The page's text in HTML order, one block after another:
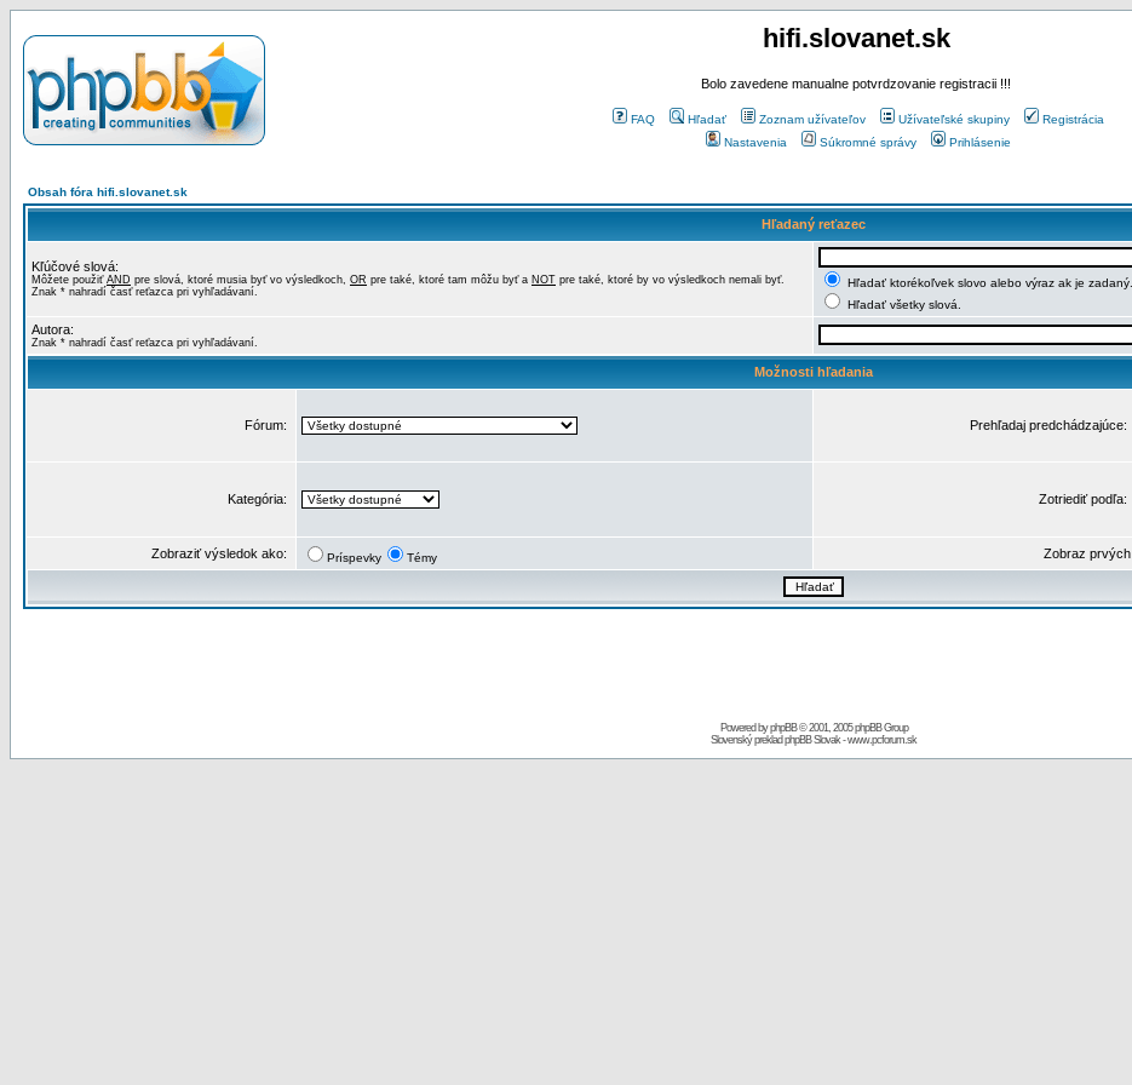
hifi.slovanet.sk
Bolo zavedene manualne potvrdzovanie registracii !!!
FAQ Hľadať Zoznam užívateľov Užívateľské skupiny
Registrácia
Nastavenia
Súkromné správy Prihlásenie
Obsah fóra hifi.slovanet.sk
Hľadaný reťazec
Kľúčové slová:
Môžete použiť AND pre slová, ktoré musia byť vo výsledkoch, OR pre také, ktoré tam môžu byť a NOT pre také, ktoré by vo výsledkoch nemali byť.
Znak * nahradí časť reťazca pri vyhľadávaní.
Hľadať ktorékoľvek slovo alebo výraz ak je zadaný.
Hľadať všetky slová.
Autora:
Znak * nahradí časť reťazca pri vyhľadávaní.
Možnosti hľadania
Fórum: Prehľadaj predchádzajúce:
Kategória: Zotriediť podľa:
Zobraziť výsledok ako: Príspevky Témy Zobraz prvých
Powered byphpBB© 2001, 2005 phpBB Group
Slovenský preklad phpBB Slovak-www.pcforum.sk